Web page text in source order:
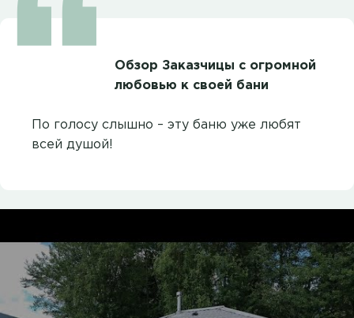
Обзор Заказчицы с огромной
любовью к своей бани
По голосу слышно – эту баню уже любят
всей душой!